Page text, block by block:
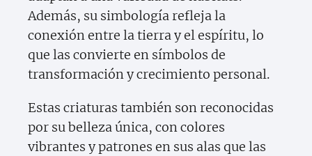
Además, su simbología refleja la
conexión entre la tierra y el espíritu, lo
que las convierte en símbolos de
transformación y crecimiento personal.
Estas criaturas también son reconocidas
por su belleza única, con colores
vibrantes y patrones en sus alas que las